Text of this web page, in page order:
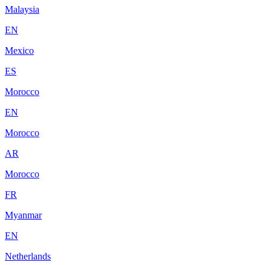
Malaysia
EN
Mexico
ES
Morocco
EN
Morocco
AR
Morocco
FR
Myanmar
EN
Netherlands